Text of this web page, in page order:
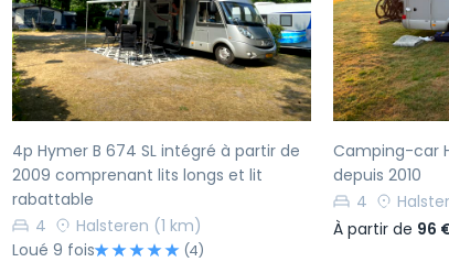
Précédent Suivant
4p Hymer B 674 SL intégré à partir de
2009 comprenant lits longs et lit
rabattable
4
Halsteren (1 km)
Loué 9 fois
(4)
Camping-car
depuis 2010
4
À partir de 96